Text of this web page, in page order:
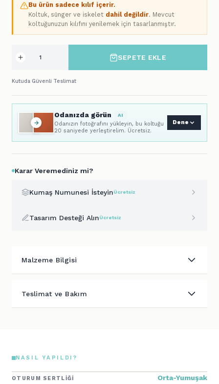
Bu ürün sadece kılıf içerir.
Koltuk, sünger ve iskelet dahil değildir. Mevcut
koltuğunuzun kılıfını yenilemek için tasarlanmıştır.
SEPETE EKLE
Kutuda Güvenli Teslimat
Odanızda görün AI
Odanızın fotoğrafını yükleyin, bu koltuğu
20 saniyede yerleştirelim. Ücretsiz.
Dene
Karar Veremediniz mi?
Kumaş Numunesi İsteyinÜcretsiz
Tasarım Desteği AlınÜcretsiz
Malzeme Bilgisi
Teslimat ve Bakım
NASIL YAPILDI?
OTURUM SERTLIĞI Orta-Yumuşak